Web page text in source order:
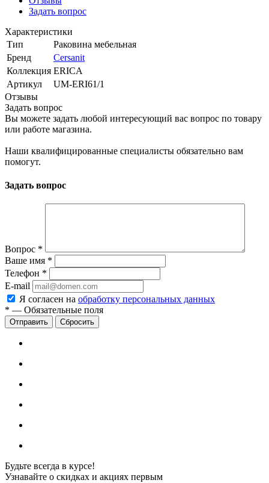
Задать вопрос
Характеристики
Тип
Раковина мебельная
Бренд
Cersanit
Коллекция ERICA
Артикул
UM-ERI61/1
Отзывы
Задать вопрос
Вы можете задать любой интересующий вас вопрос по товару
или работе магазина.
Наши квалифицированные специалисты обязательно вам
помогут.
Задать вопрос
Вопрос *
Ваше имя *
Телефон *
E-mail
Я согласен на обработку персональных данных
* — Обязательные поля
Сбросить
Будьте всегда в курсе!
Узнавайте о скидках и акциях первым